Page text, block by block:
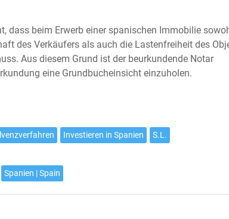
dass beim Erwerb einer spanischen Immobilie
des Verkäufers als auch die Lastenfreiheit des
Aus diesem Grund ist der beurkundende Notar
eine Grundbucheinsicht einzuholen.
Investieren in Spanien
S.L.
Spanien | Spain